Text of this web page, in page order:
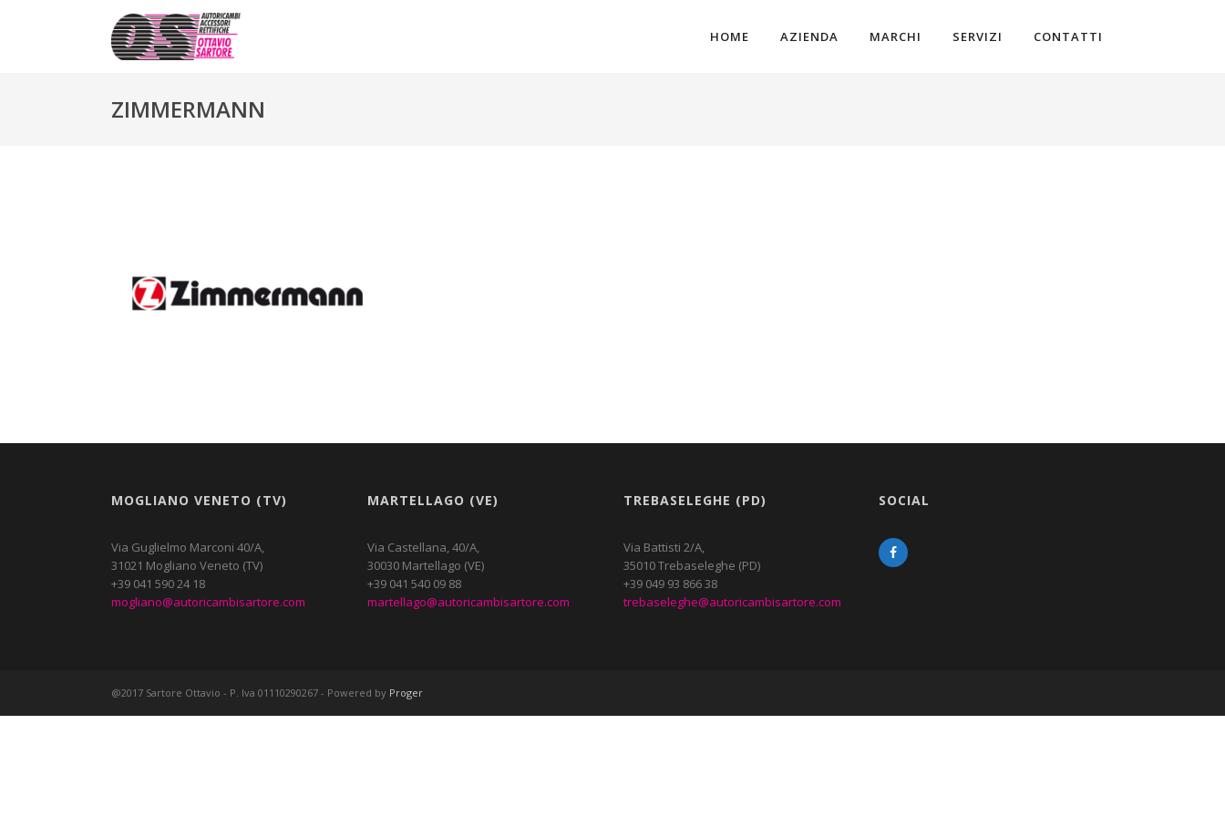
HOME AZIENDA MARCHI SERVIZI CONTATTI
ZIMMERMANN
MOGLIANO VENETO (TV)
Via Guglielmo Marconi 40/A,
31021 Mogliano Veneto (TV)
+39 041 590 24 18
mogliano@autoricambisartore.com
MARTELLAGO (VE)
Via Castellana, 40/A,
30030 Martellago (VE)
+39 041 540 09 88
martellago@autoricambisartore.com
TREBASELEGHE (PD)
Via Battisti 2/A,
35010 Trebaseleghe (PD)
+39 049 93 866 38
trebaseleghe@autoricambisartore.com
SOCIAL
@2017 Sartore Ottavio - P. Iva 01110290267 - Powered by Proger